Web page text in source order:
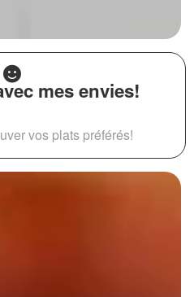
mes envies!
vos plats préférés!